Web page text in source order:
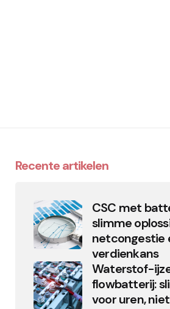
Recente artikelen
CSC met
slimme
netcongestie
verdienkans
Waterstof-
flowbatterij:
voor uren,